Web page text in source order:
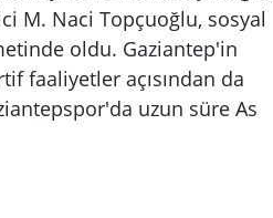
M. Naci Topçuoğlu, sosyal
oldu. Gaziantep'in
faaliyetler açısından da
uzun süre As